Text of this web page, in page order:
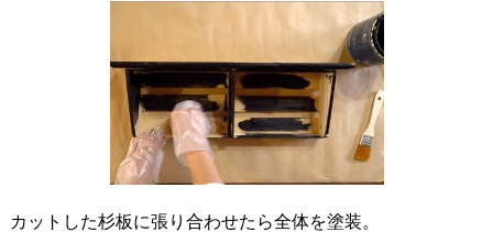
カットした杉板に張り合わせたら全体を塗装。